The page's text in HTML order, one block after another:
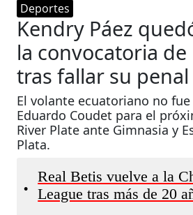
Deportes
Kendry Páez
la convocatoria de
tras fallar su
El volante ecuatoriano no
Eduardo Coudet para el
River Plate ante Gimnasia y
Plata.
•
Real Betis vuelve a la
League tras más de 20